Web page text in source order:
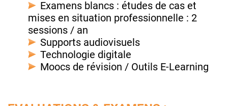
Examens blancs : études de cas et
mises en situation professionnelle : 2
sessions / an
Supports audiovisuels
Technologie digitale
Moocs de révision / Outils E-Learning